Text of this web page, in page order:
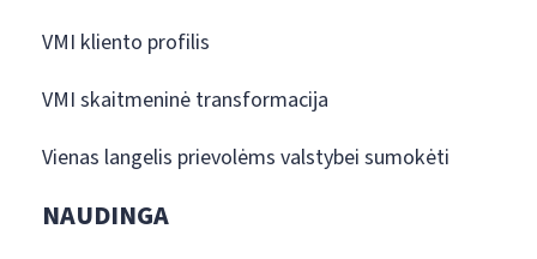
VMI kliento profilis
VMI skaitmeninė transformacija
Vienas langelis prievolėms valstybei sumokėti
NAUDINGA